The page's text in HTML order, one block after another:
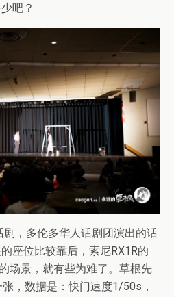
吧？
，多伦多华人话剧团演出的话
座位比较靠后，索尼RX1R的
场景，就有些为难了。草根先
，数据是：快门速度1/50s，